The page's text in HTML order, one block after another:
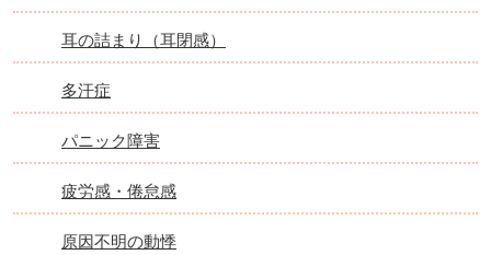
耳の詰まり（耳閉感）
多汗症
パニック障害
疲労感・倦怠感
原因不明の動悸